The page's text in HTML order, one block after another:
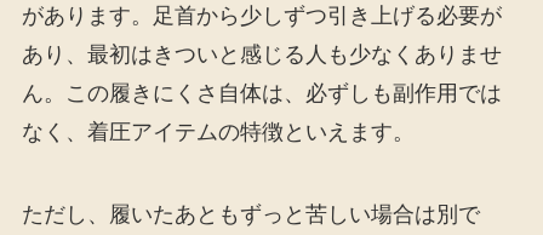
があります。足首から少しずつ引き上げる必要が
あり、最初はきついと感じる人も少なくありませ
ん。この履きにくさ自体は、必ずしも副作用では
なく、着圧アイテムの特徴といえます。
ただし、履いたあともずっと苦しい場合は別で